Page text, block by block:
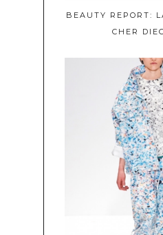
BEAUTY REPORT:
CHER